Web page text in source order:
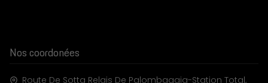
Nos coordonées
Route De Sotta Relais De Palombaggia-Station Total,